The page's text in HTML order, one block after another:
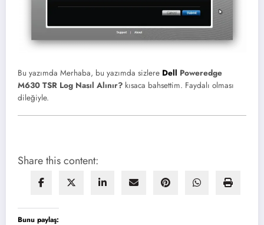
Bu yazımda Merhaba, bu yazımda sizlere Dell Poweredge
M630 TSR Log Nasıl Alınır? kısaca bahsettim. Faydalı olması
dileğiyle.
Share this content:
Bunu paylaş: